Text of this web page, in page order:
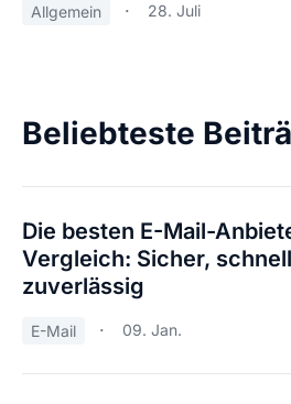
Allgemein 28. Juli
Beliebteste
Die besten E-Mail-
Vergleich: Sicher,
zuverlässig
E-Mail 09. Jan.